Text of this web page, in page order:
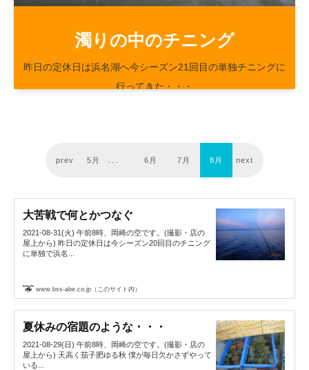
濁りの中のチニング
昨日の定休日は浜名湖へ今シーズン21回目の単独チニングに
行ってきた・・・
prev 5月 6月 7月 8月 next
大苦戦で何とかつなぐ
2021-08-31(火) 午前8時、岡崎の空です。(撮影・店の
屋上から) 昨日の定休日は今シーズン20回目のチニング
に単独で浜名...
www.bss-abe.co.jp（このサイト内）
夏休みの宿題のような・・・
2021-08-29(日) 午前8時、岡崎の空です。(撮影・店の
屋上から) 天高く茄子肥ゆる秋 僕が毎日欠かさずやって
いる...